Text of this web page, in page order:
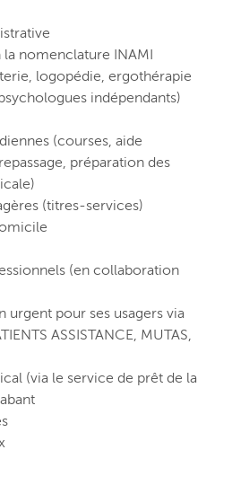
nomenclature INAMI
logopédie, ergothérapie
indépendants)
(courses, aide
préparation des
(titres-services)
(en collaboration
pour ses usagers via
ASSISTANCE, MUTAS,
(via le service de prêt de la